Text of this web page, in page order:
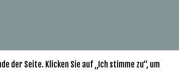
der Seite. Klicken Sie auf „Ich stimme zu“, um